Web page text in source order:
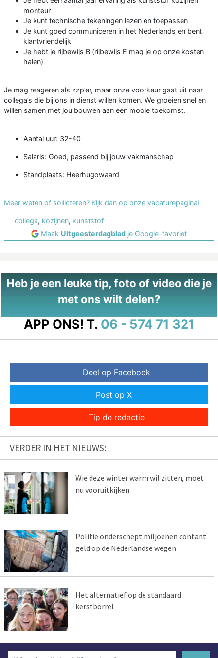
monteur
Je kunt technische tekeningen lezen en toepassen
Je kunt goed communiceren in het Nederlands en bent
klantvriendelijk
Je hebt je rijbewijs B (rijbewijs E mag je op onze kosten
halen)
Je mag reageren als zzp’er, maar onze voorkeur gaat uit naar
collega’s die bij ons in dienst willen komen. We groeien snel en
willen samen met jou bouwen aan een mooie toekomst.
Aantal uur: 32-40
Salaris: Goed, passend bij jouw vakmanschap
Standplaats: Heerhugowaard
Meer weten of sollicteren? Kijk dan op onze vacaturepagina!
collega, kozijnen, kunststof
Maak Uitgeesterdagblad je Google-favoriet
Heb je een leuke tip, foto of video die je
met ons wilt delen?
APP ONS! T. 06 - 574 71 321
Deel op Facebook
Post op X
Tip de redactie
VERDER IN HET NIEUWS:
Wie deze winter warm wil zitten, moet
nu vooruitkijken
Politie onderschept miljoenen contant
geld op de Nederlandse wegen
Het alternatief op de standaard
kerstborrel